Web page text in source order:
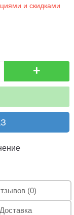
и скидками
+
(0)
Доставка